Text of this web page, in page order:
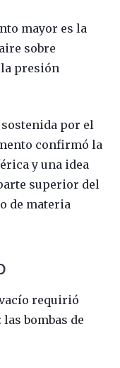
mayor es la
sobre
presión
por el
confirmó la
y una idea
superior del
de materia
requirió
bombas de